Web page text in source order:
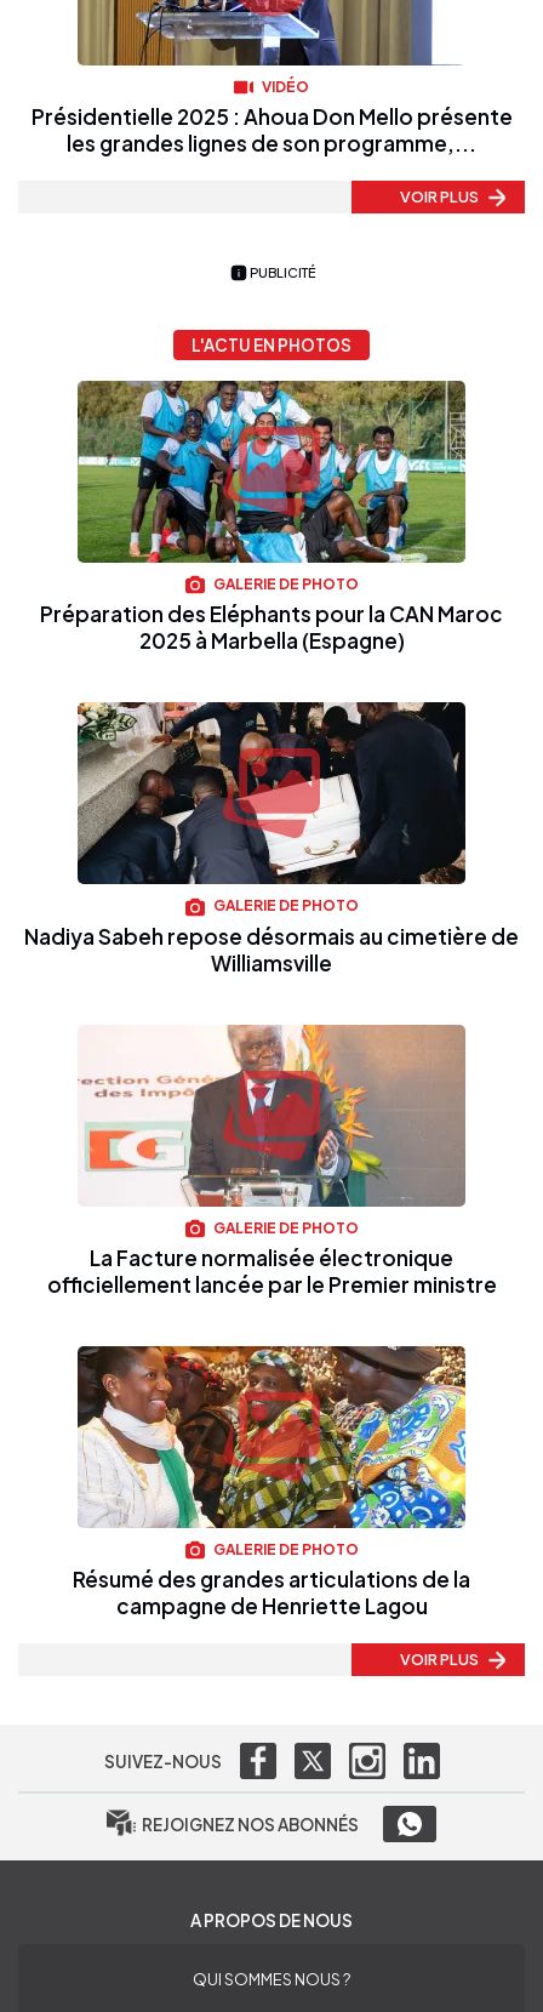
VIDÉO
Présidentielle 2025 : Ahoua Don Mello présente
les grandes lignes de son programme,...
VOIR PLUS
PUBLICITÉ
L'ACTU EN PHOTOS
GALERIE DE PHOTO
Préparation des Eléphants pour la CAN Maroc
2025 à Marbella (Espagne)
GALERIE DE PHOTO
Nadiya Sabeh repose désormais au cimetière de
Williamsville
GALERIE DE PHOTO
La Facture normalisée électronique
officiellement lancée par le Premier ministre
GALERIE DE PHOTO
Résumé des grandes articulations de la
campagne de Henriette Lagou
VOIR PLUS
SUIVEZ-NOUS
REJOIGNEZ NOS ABONNÉS
A PROPOS DE NOUS
QUI SOMMES NOUS ?